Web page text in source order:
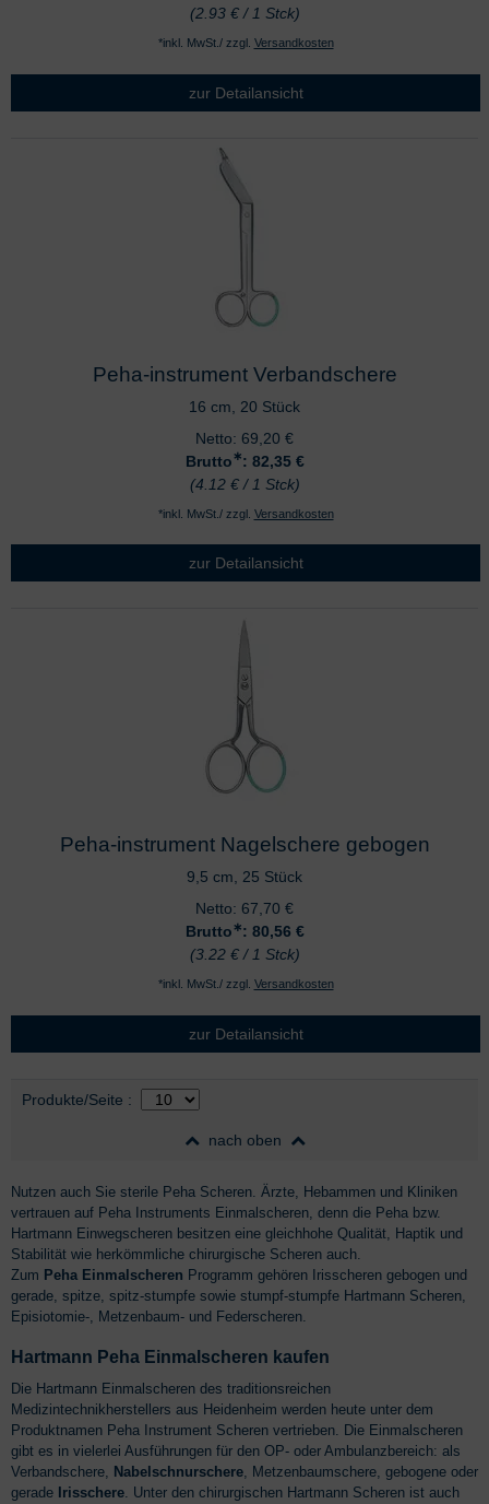
(2.93 € / 1 Stck)
*inkl. MwSt./ zzgl. Versandkosten
zur Detailansicht
Peha-instrument Verbandschere
16 cm, 20 Stück
Netto: 69,20 €
Brutto∗: 82,35 €
(4.12 € / 1 Stck)
*inkl. MwSt./ zzgl. Versandkosten
zur Detailansicht
Peha-instrument Nagelschere gebogen
9,5 cm, 25 Stück
Netto: 67,70 €
Brutto∗: 80,56 €
(3.22 € / 1 Stck)
*inkl. MwSt./ zzgl. Versandkosten
zur Detailansicht
Auswahl
Produkte/Seite nach Produktliste
:
nach oben
Nutzen auch Sie sterile Peha Scheren. Ärzte, Hebammen und Kliniken
vertrauen auf Peha Instruments Einmalscheren, denn die Peha bzw.
Hartmann Einwegscheren besitzen eine gleichhohe Qualität, Haptik und
Stabilität wie herkömmliche chirurgische Scheren auch.
Zum Peha Einmalscheren Programm gehören Irisscheren gebogen und
gerade, spitze, spitz-stumpfe sowie stumpf-stumpfe Hartmann Scheren,
Episiotomie-, Metzenbaum- und Federscheren.
Hartmann Peha Einmalscheren kaufen
Die Hartmann Einmalscheren des traditionsreichen
Medizintechnikherstellers aus Heidenheim werden heute unter dem
Produktnamen Peha Instrument Scheren vertrieben. Die Einmalscheren
gibt es in vielerlei Ausführungen für den OP- oder Ambulanzbereich: als
Verbandschere, Nabelschnurschere, Metzenbaumschere, gebogene oder
gerade Irisschere. Unter den chirurgischen Hartmann Scheren ist auch